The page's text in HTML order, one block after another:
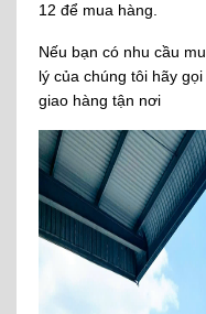
12 để mua hàng.
Nếu bạn có nhu cầu
lý của chúng tôi hãy
giao hàng tận nơi